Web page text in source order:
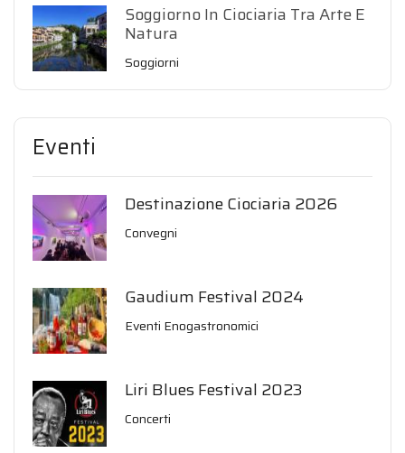
Soggiorno In Ciociaria Tra Arte E
Natura
Soggiorni
Eventi
Destinazione Ciociaria 2026
Convegni
Gaudium Festival 2024
Eventi Enogastronomici
Liri Blues Festival 2023
Concerti